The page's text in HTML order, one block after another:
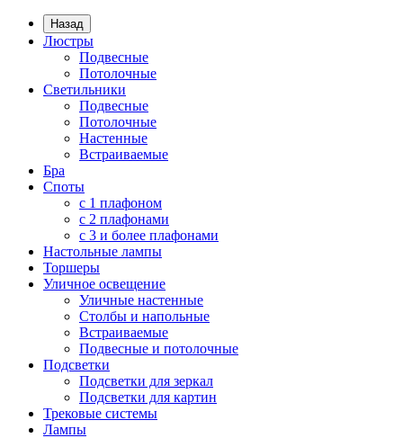
Назад
Люстры
Подвесные
Потолочные
Светильники
Подвесные
Потолочные
Настенные
Встраиваемые
Бра
Споты
с 1 плафоном
с 2 плафонами
с 3 и более плафонами
Настольные лампы
Торшеры
Уличное освещение
Уличные настенные
Столбы и напольные
Встраиваемые
Подвесные и потолочные
Подсветки
Подсветки для зеркал
Подсветки для картин
Трековые системы
Лампы